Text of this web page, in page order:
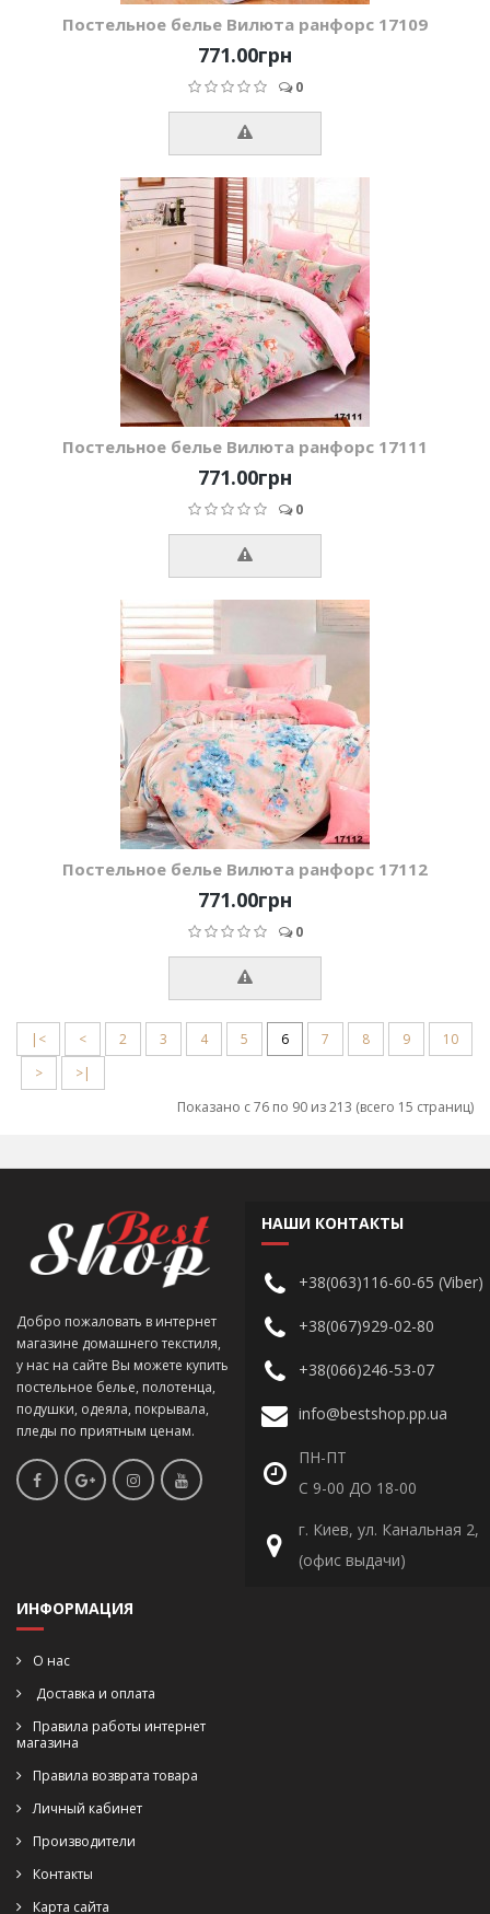
Постельное белье Вилюта ранфорс 17109
771.00грн
0
Постельное белье Вилюта ранфорс 17111
771.00грн
0
Постельное белье Вилюта ранфорс 17112
771.00грн
0
|< < 2 3 4 5 6 7 8 9
10
>
>|
Показано с 76 по 90 из 213 (всего 15 страниц)
Добро пожаловать в интернет
магазине домашнего текстиля,
у нас на сайте Вы можете купить
постельное белье, полотенца,
подушки, одеяла, покрывала,
пледы по приятным ценам.
НАШИ КОНТАКТЫ
+38(063)116-60-65 (Viber)
+38(067)929-02-80
+38(066)246-53-07
info@bestshop.pp.ua
ПН-ПТ
С 9-00 ДО 18-00
г. Киев, ул. Канальная 2,
(офис выдачи)
ИНФОРМАЦИЯ
О нас
Доставка и оплата
Правила работы интернет
магазина
Правила возврата товара
Личный кабинет
Производители
Контакты
Карта сайта